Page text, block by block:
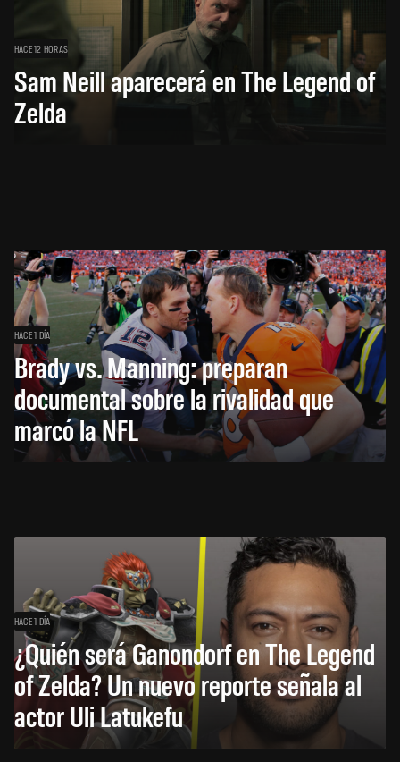
HACE 12 HORAS
Sam Neill aparecerá en The Legend of
Zelda
HACE 1 DÍA
Brady vs. Manning: preparan
documental sobre la rivalidad que
marcó la NFL
HACE 1 DÍA
¿Quién será Ganondorf en The Legend
of Zelda? Un nuevo reporte señala al
actor Uli Latukefu